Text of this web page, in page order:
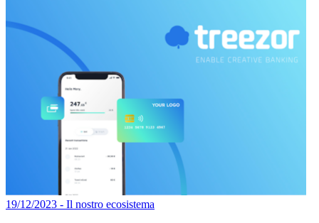
19/12/2023 - Il nostro ecosistema